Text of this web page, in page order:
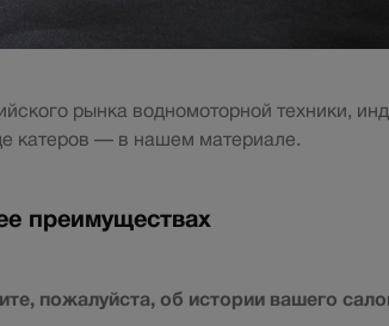
рынка водномоторной техники,
катеров — в нашем материале.
преимуществах
пожалуйста, об истории вашего